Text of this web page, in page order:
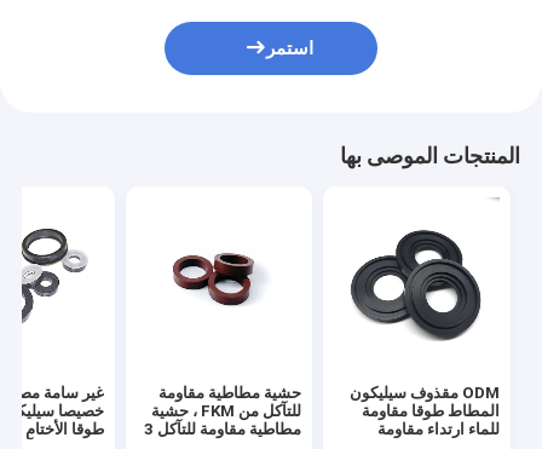
استمر
المنتجات الموصى بها
ODM مقذوف سيليكون
المطاط طوقا مقاومة
للماء ارتداء مقاومة
حشية مطاطية مقاومة
للتآكل من FKM ، حشية
مطاطية مقاومة للتآكل 3
غير سامة
خصيصا
طوقا الأختام